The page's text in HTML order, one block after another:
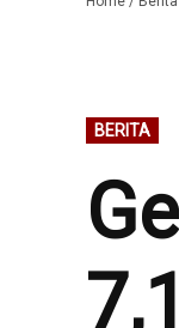
POSTED
IN
BERITA
7,1